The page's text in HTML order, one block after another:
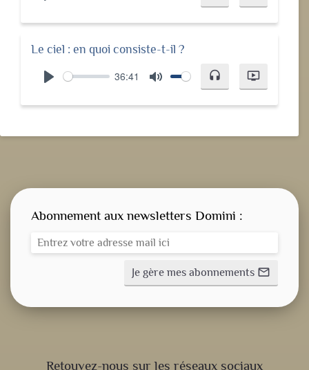
Le ciel : en quoi consiste-t-il ?
36:41 headset ondemand_video
Retouvez-nous sur les réseaux sociaux
Abonnement aux newsletters Domini :
Je gère mes abonnements mail_outline